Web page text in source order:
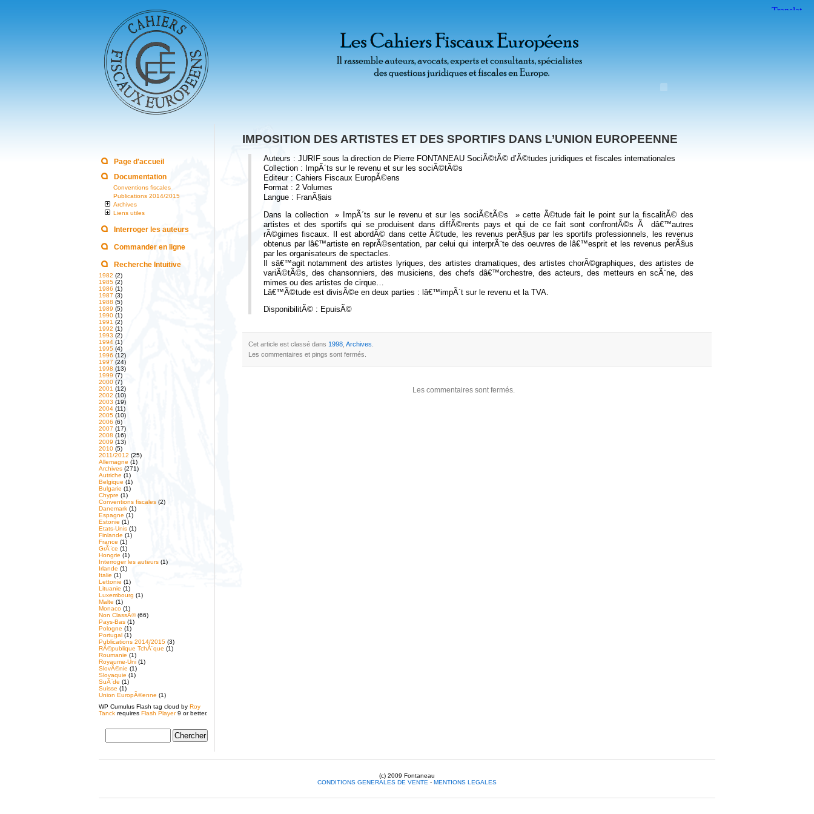
Page d'accueil
Documentation
Conventions fiscales
Publications 2014/2015
Archives
Liens utiles
Interroger les auteurs
Commander en ligne
Recherche Intuitive
1982 (2)
1985 (2)
1986 (1)
1987 (3)
1988 (5)
1989 (5)
1990 (1)
1991 (2)
1992 (1)
1993 (2)
1994 (1)
1995 (4)
1996 (12)
1997 (24)
1998 (13)
1999 (7)
2000 (7)
2001 (12)
2002 (10)
2003 (19)
2004 (11)
2005 (10)
2006 (6)
2007 (17)
2008 (16)
2009 (13)
2010 (5)
2011/2012 (25)
Allemagne (1)
Archives (271)
Autriche (1)
Belgique (1)
Bulgarie (1)
Chypre (1)
Conventions fiscales (2)
Danemark (1)
Espagne (1)
Estonie (1)
Etats-Unis (1)
Finlande (1)
France (1)
GrÃ¨ce (1)
Hongrie (1)
Interroger les auteurs (1)
Irlande (1)
Italie (1)
Lettonie (1)
Lituanie (1)
Luxembourg (1)
Malte (1)
Monaco (1)
Non ClassÃ©(66)
Pays-Bas (1)
Pologne (1)
Portugal (1)
Publications 2014/2015 (3)
RÃ©publique TchÃ¨que (1)
Roumanie (1)
Royaume-Uni (1)
SlovÃ©nie (1)
Slovaquie (1)
SuÃ¨de (1)
Suisse (1)
Union EuropÃ©enne (1)
WP Cumulus Flash tag cloud by Roy
Tanck requires Flash Player9 or better.
IMPOSITION DES ARTISTES ET DES SPORTIFS DANS L’UNION EUROPEENNE
Auteurs : JURIF sous la direction de Pierre FONTANEAU SociÃ©tÃ© d’Ã©tudes juridiques et fiscales internationales
Collection : ImpÃ´ts sur le revenu et sur les sociÃ©tÃ©s
Editeur : Cahiers Fiscaux EuropÃ©ens
Format : 2 Volumes
Langue : FranÃ§ais
Dans la collection » ImpÃ´ts sur le revenu et sur les sociÃ©tÃ©s » cette Ã©tude fait le point sur la fiscalitÃ© des
artistes et des sportifs qui se produisent dans diffÃ©rents pays et qui de ce fait sont confrontÃ©s Ã dâ€™autres
rÃ©gimes fiscaux. Il est abordÃ© dans cette Ã©tude, les revenus perÃ§us par les sportifs professionnels, les revenus
obtenus par lâ€™artiste en reprÃ©sentation, par celui qui interprÃ¨te des oeuvres de lâ€™esprit et les revenus perÃ§us
par les organisateurs de spectacles.
Il sâ€™agit notamment des artistes lyriques, des artistes dramatiques, des artistes chorÃ©graphiques, des artistes de
variÃ©tÃ©s, des chansonniers, des musiciens, des chefs dâ€™orchestre, des acteurs, des metteurs en scÃ¨ne, des
mimes ou des artistes de cirque…
Lâ€™Ã©tude est divisÃ©e en deux parties : lâ€™impÃ´t sur le revenu et la TVA.
DisponibilitÃ© : EpuisÃ©
Cet article est classé dans 1998 Archives
Les commentaires et pings sont fermés.
Les commentaires sont fermés.
(c) 2009 Fontaneau
CONDITIONS GENERALES DE VENTE - MENTIONS LEGALES